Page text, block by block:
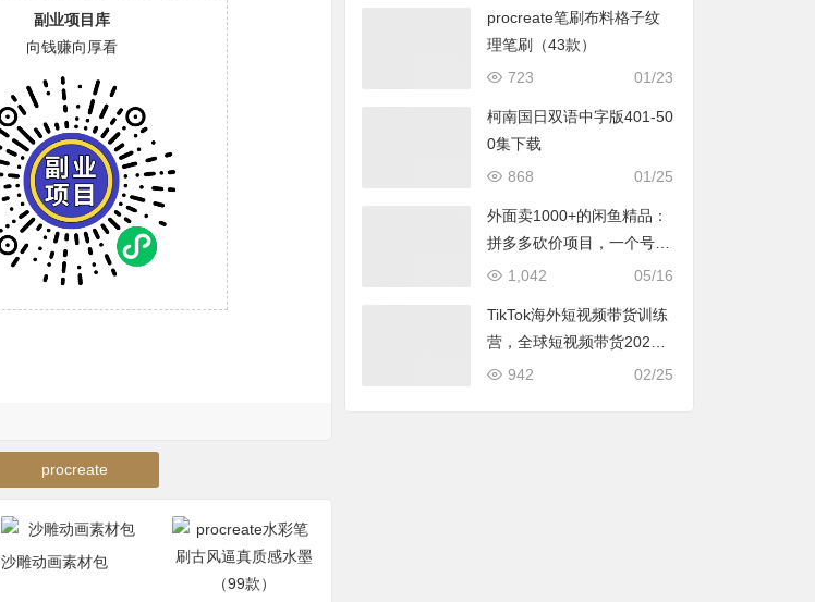
副业项目库
向钱赚向厚看
procreate
沙雕动画素材包
procreate笔刷布料格子纹
理笔刷（43款）
01/23
723
柯南国日双语中字版401-50
0集下载
01/25
868
外面卖1000+的闲鱼精品：
拼多多砍价项目，一个号一
天纯赚40+适合新手0门槛
05/16
1,042
TikTok海外短视频带货训练
营，全球短视频带货2022
年最吸金的蓝海市场
02/25
942